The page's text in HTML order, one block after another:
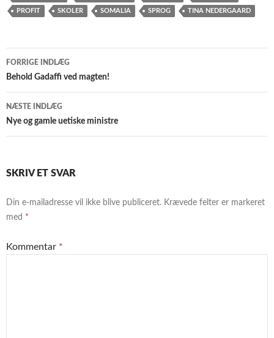
PROFIT SKOLER SOMALIA SPROG TINA NEDERGAARD
Indlægsnavigation
FORRIGE INDLÆG
Behold Gadaffi ved magten!
NÆSTE INDLÆG
Nye og gamle uetiske ministre
SKRIV ET SVAR
Din e-mailadresse vil ikke blive publiceret. Krævede felter er markeret
med *
Kommentar *